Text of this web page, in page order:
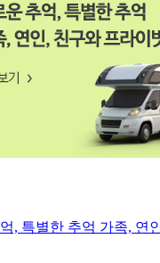
, 특별한 추억 가족, 연